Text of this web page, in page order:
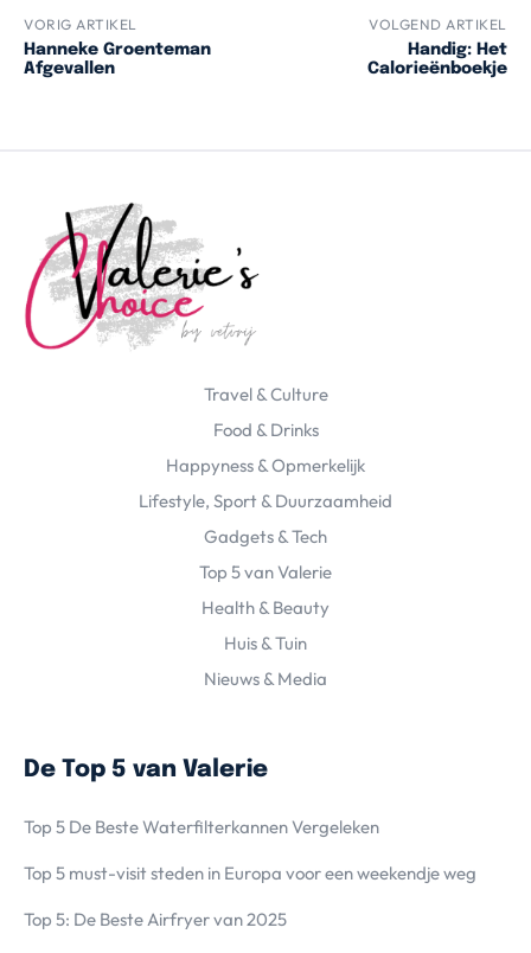
VORIG ARTIKEL
Hanneke Groenteman
Afgevallen
VOLGEND ARTIKEL
Handig: Het
Calorieënboekje
Travel & Culture
Food & Drinks
Happyness & Opmerkelijk
Lifestyle, Sport & Duurzaamheid
Gadgets & Tech
Top 5 van Valerie
Health & Beauty
Huis & Tuin
Nieuws & Media
De Top 5 van Valerie
Top 5 De Beste Waterfilterkannen Vergeleken
Top 5 must-visit steden in Europa voor een weekendje weg
Top 5: De Beste Airfryer van 2025